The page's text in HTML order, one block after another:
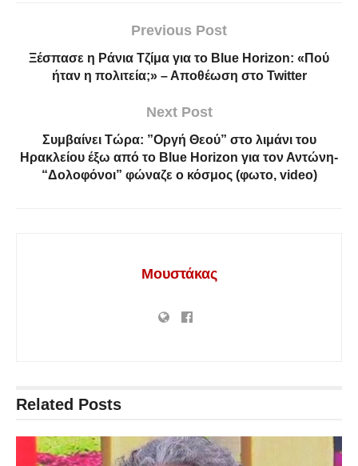
Previous Post
Ξέσπασε η Ράνια Τζίμα για το Blue Horizon: «Πού
ήταν η πολιτεία;» – Αποθέωση στο Twitter
Next Post
Συμβαίνει Τώρα: ”Οργή Θεού” στο λιμάνι του
Ηρακλείου έξω από το Blue Horizon για τον Αντώνη-
“Δολοφόνοι” φώναζε ο κόσμος (φωτο, video)
Μουστάκας
Related Posts